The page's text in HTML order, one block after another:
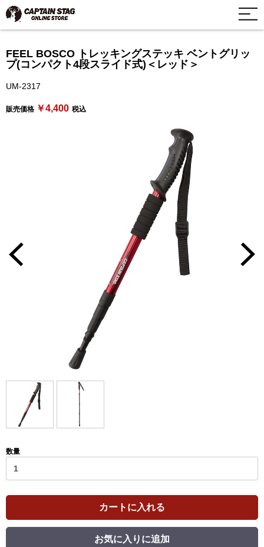
FEEL BOSCO トレッキングステッキ ベントグリッ
プ(コンパクト4段スライド式)＜レッド＞
UM-2317
販売価格 ￥4,400 税込
数量
カートに入れる
お気に入りに追加